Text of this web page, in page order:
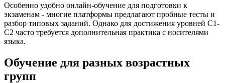
Особенно удобно онлайн-обучение для подготовки к
экзаменам - многие платформы предлагают пробные тесты и
разбор типовых заданий. Однако для достижения уровней C1-
C2 часто требуется дополнительная практика с носителями
языка.
Обучение для разных возрастных
групп